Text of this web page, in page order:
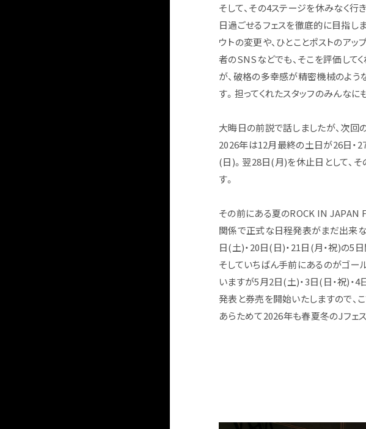
そして、その4ステージを休みなく
日過ごせるフェスを徹底的に目指し
ウトの変更や、ひとことポストのア
者のSNSなどでも、そこを評価して
が、破格の多幸感が精密機械のよう
す。担ってくれたスタッフのみんなに
大晦日の前説で話しましたが、次
2026年は12月最終の土日が26日・
(日)。翌28日(月)を休止日として、
す。
その前にある夏のROCK IN JAPAN
関係で正式な日程発表がまだ出来
日(土)・20日(日)・21日(月・祝)の5
そしていちばん手前にあるのがゴー
いますが5月2日(土)・3日(日・祝)・
発表と券売を開始いたしますので、
あらためて2026年も春夏冬のJフェ